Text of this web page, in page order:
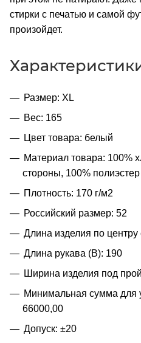
стирки с печатью и самой
произойдет.
Размер: XL
Вес: 165
Цвет товара: белый
Материал товара: 100%
стороны, 100%
Плотность: 170 г/м2
Российский размер: 52
Длина изделия по центру
Длина рукава (B): 190
Ширина изделия под
Минимальная сумма для
66000,00
Допуск: ±20